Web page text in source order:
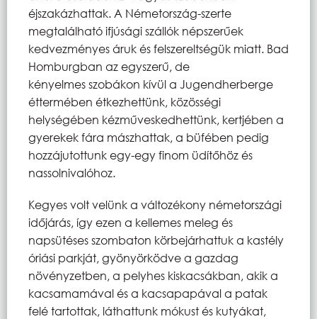
éjszakázhattak. A Németország-szerte
megtalálható ifjúsági szállók népszerűek
kedvezményes áruk és felszereltségük miatt. Bad
Homburgban az egyszerű, de
kényelmes szobákon kívül a Jugendherberge
éttermében étkezhettünk, közösségi
helységében kézműveskedhettünk, kertjében a
gyerekek fára mászhattak, a büfében pedig
hozzájutottunk egy-egy finom üdítőhöz és
nassolnivalóhoz.
Kegyes volt velünk a változékony németországi
időjárás, így ezen a kellemes meleg és
napsütéses szombaton körbejárhattuk a kastély
óriási parkját, gyönyörködve a gazdag
növényzetben, a pelyhes kiskacsákban, akik a
kacsamamával és a kacsapapával a patak
felé tartottak, láthattunk mókust és kutyákat,